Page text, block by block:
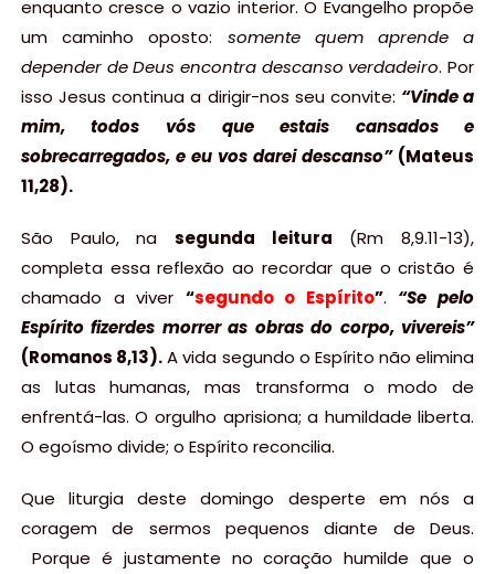
enquanto cresce o vazio interior. O Evangelho propõe
um caminho oposto: somente quem aprende a
depender de Deus encontra descanso verdadeiro. Por
isso Jesus continua a dirigir-nos seu convite: “Vinde a
mim, todos vós que estais cansados e
sobrecarregados, e eu vos darei descanso”(Mateus
11,28).
São Paulo, na segunda leitura (Rm 8,9.11-13),
completa essa reflexão ao recordar que o cristão é
chamado a viver “segundo o Espírito”. “Se pelo
Espírito fizerdes morrer as obras do corpo, vivereis”
(Romanos 8,13).A vida segundo o Espírito não elimina
as lutas humanas, mas transforma o modo de
enfrentá-las. O orgulho aprisiona; a humildade liberta.
O egoísmo divide; o Espírito reconcilia.
Que liturgia deste domingo desperte em nós a
coragem de sermos pequenos diante de Deus.
Porque é justamente no coração humilde que o